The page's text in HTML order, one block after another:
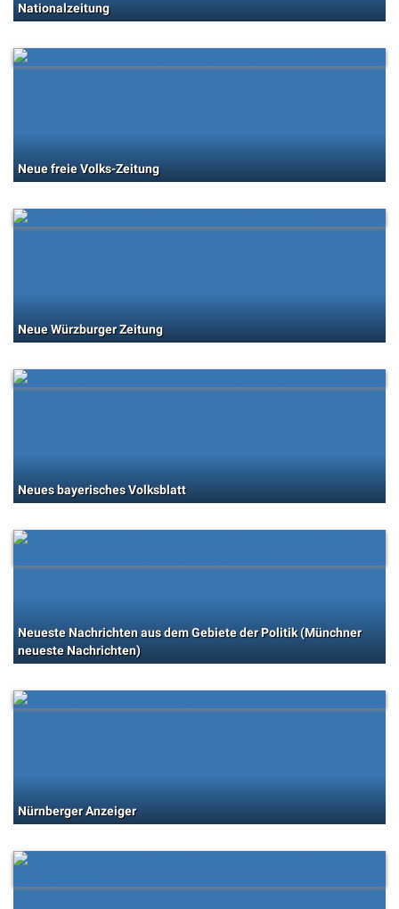
Nationalzeitung
Neue freie Volks-Zeitung
Neue Würzburger Zeitung
Neues bayerisches Volksblatt
Neueste Nachrichten aus dem Gebiete der Politik (Münchner
neueste Nachrichten)
Nürnberger Anzeiger